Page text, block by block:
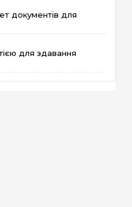
документів для
для здавання